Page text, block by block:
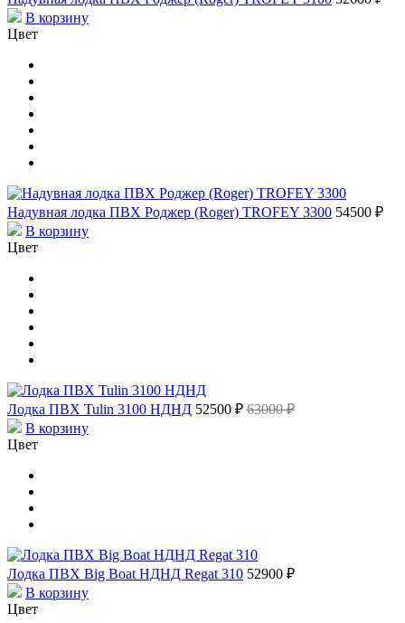
В корзину
Цвет
Надувная лодка ПВХ Роджер (Roger) TROFEY 3300 54500 ₽
В корзину
Цвет
Лодка ПВХ Tulin 3100 НДНД 52500 ₽ 63000 ₽
В корзину
Цвет
Лодка ПВХ Big Boat НДНД Regat 310 52900 ₽
В корзину
Цвет